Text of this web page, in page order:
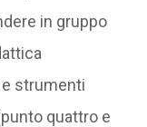
in gruppo
strumenti
quattro e